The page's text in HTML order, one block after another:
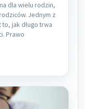
dla wielu rodzin,
Jednym z
to, jak długo trwa
Prawo